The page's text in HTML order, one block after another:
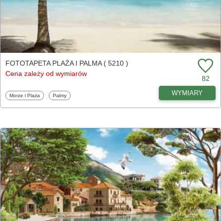
FOTOTAPETA PLAŻA I PALMA ( 5210 )
Cena zależy od wymiarów
82
Fototapety
Morze i Plaża Fototapety
Palmy WYMIARY